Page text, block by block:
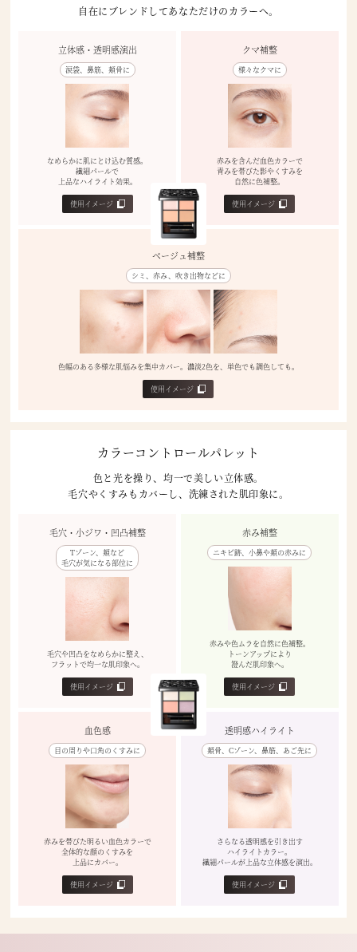
自在にブレンドしてあなただけのカラーへ。
立体感・透明感演出
涙袋、鼻筋、頬骨に
なめらかに肌にとけ込む質感。
繊細パールで
上品なハイライト効果。
使用イメージ
クマ補整
様々なクマに
赤みを含んだ血色カラーで
青みを帯びた影やくすみを
自然に色補整。
使用イメージ
ベージュ補整
シミ、赤み、吹き出物などに
色幅のある多様な肌悩みを集中カバー。濃淡2色を、単色でも調色しても。
使用イメージ
カラーコントロールパレット
色と光を操り、均一で美しい立体感。
毛穴やくすみもカバーし、洗練された肌印象に。
毛穴・小ジワ・凹凸補整
Tゾーン、頬など
毛穴が気になる部位に
毛穴や凹凸をなめらかに整え、
フラットで均一な肌印象へ。
使用イメージ
赤み補整
ニキビ跡、小鼻や頬の赤みに
赤みや色ムラを自然に色補整。
トーンアップにより
澄んだ肌印象へ。
使用イメージ
血色感
目の周りや口角のくすみに
赤みを帯びた明るい血色カラーで
全体的な顔のくすみを
上品にカバー。
使用イメージ
透明感ハイライト
頬骨、Cゾーン、鼻筋、あご先に
さらなる透明感を引き出す
ハイライトカラー。
繊細パールが上品な立体感を演出。
使用イメージ